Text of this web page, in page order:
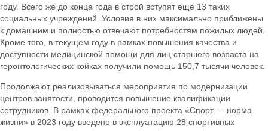
году. Всего же до конца года в строй вступят еще 13 таких
социальных учреждений. Условия в них максимально приближены
к домашним и полностью отвечают потребностям пожилых людей.
Кроме того, в текущем году в рамках повышения качества и
доступности медицинской помощи для лиц старшего возраста на
геронтологических койках получили помощь 150,7 тысячи человек.
Продолжают реализовываться мероприятия по модернизации
центров занятости, проводится повышение квалификации
сотрудников. В рамках федерального проекта «Спорт — норма
жизни» в 2023 году введено в эксплуатацию 28 спортивных